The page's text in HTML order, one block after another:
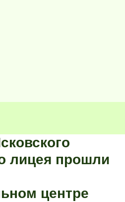
лицея прошли
центре